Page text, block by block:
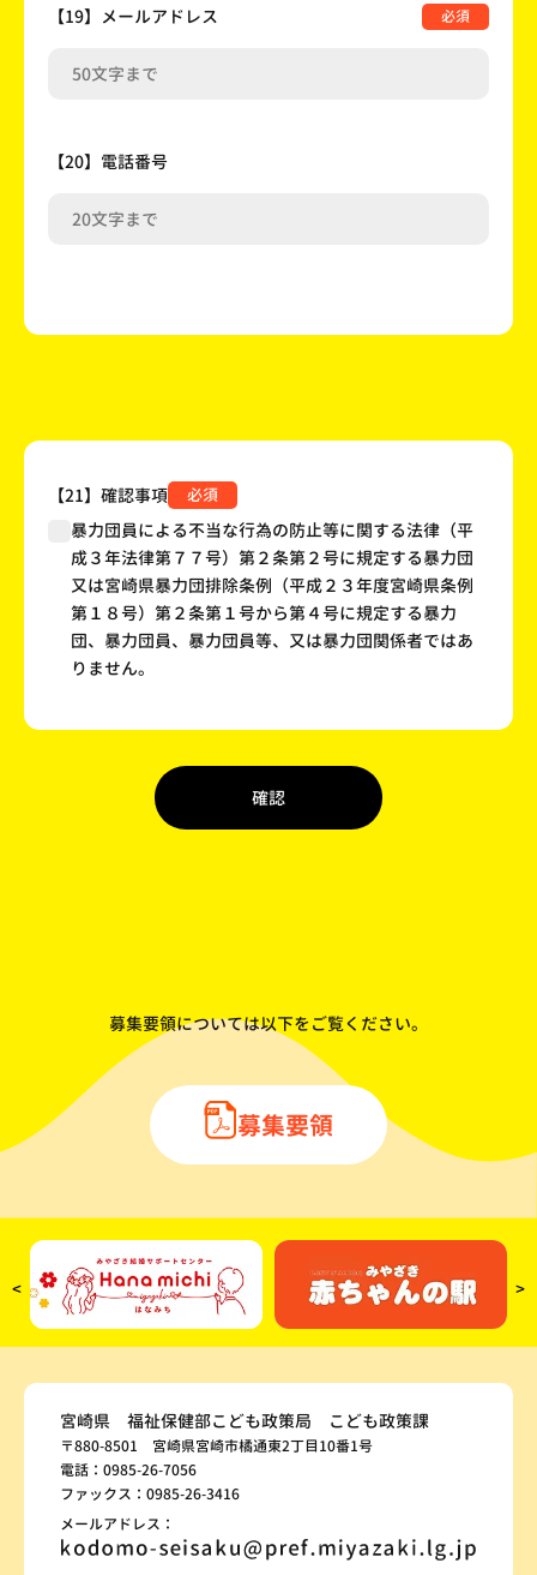
【19】メールアドレス 必須
【20】電話番号
【21】確認事項 必須
暴力団員による不当な行為の防止等に関する法律（平
成３年法律第７７号）第２条第２号に規定する暴力団
又は宮崎県暴力団排除条例（平成２３年度宮崎県条例
第１８号）第２条第１号から第４号に規定する暴力
団、暴力団員、暴力団員等、又は暴力団関係者ではあ
りません。
確認
募集要領については以下をご覧ください。
募集要領
< >
宮崎県 福祉保健部こども政策局 こども政策課
〒880-8501 宮崎県宮崎市橘通東2丁目10番1号
電話：0985-26-7056
ファックス：0985-26-3416
メールアドレス：